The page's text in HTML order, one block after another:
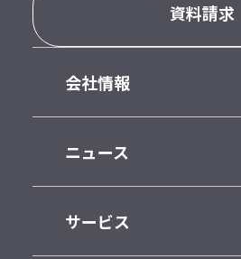
資料請求
会社情報
ニュース
サービス